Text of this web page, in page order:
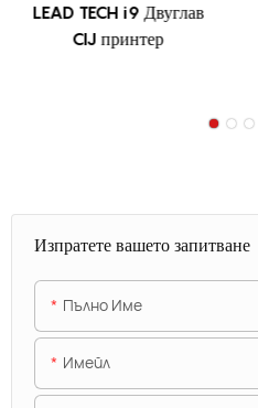
LEAD TECH i9 Двуглав
CIJ принтер
Изпратете вашето запитване
Пълно Име
Имейл